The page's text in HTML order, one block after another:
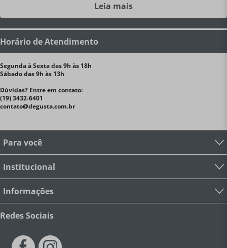
Leia mais
Horário de Atendimento
Segunda à Sexta das 9h às 18h
Sábado das 9h às 13h
Dúvidas? Entre em contato:
(19) 3432-6401
contato@degusta.com.br
Para você
Institucional
Informações
Redes Sociais